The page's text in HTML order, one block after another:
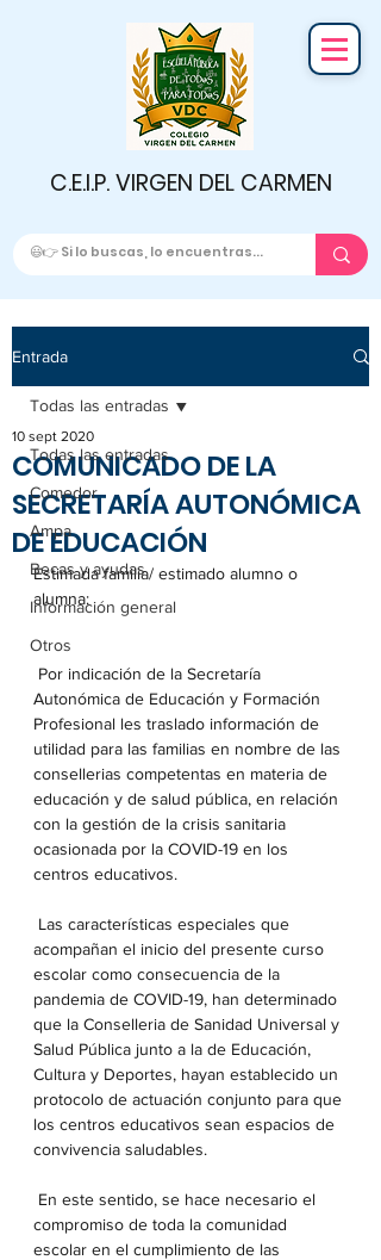
C.E.I.P. VIRGEN DEL CARMEN
Entrada
Todas las entradas
Comedor
Ampa
Becas y ayudas
Información general
Otros
Todas las entradas
COMUNICADO DE LA
SECRETARÍA AUTONÓMICA
DE EDUCACIÓN
10 sept 2020
Estimada familia/ estimado alumno o
alumna:
Autonómica de Educación y Formación
Profesional les traslado información de
utilidad para las familias en nombre de las
consellerias competentas en materia de
educación y de salud pública, en relación
con la gestión de la crisis sanitaria
ocasionada por la COVID-19 en los
centros educativos.
acompañan el inicio del presente curso
escolar como consecuencia de la
pandemia de COVID-19, han determinado
que la Conselleria de Sanidad Universal y
Salud Pública junto a la de Educación,
Cultura y Deportes, hayan establecido un
protocolo de actuación conjunto para que
los centros educativos sean espacios de
convivencia saludables.
compromiso de toda la comunidad
escolar en el cumplimiento de las